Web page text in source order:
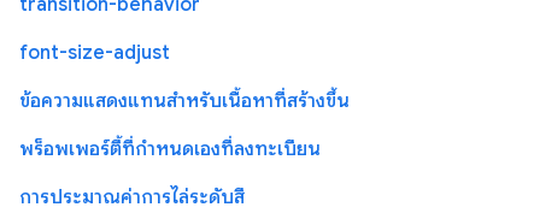
transition-behavior
font-size-adjust
ข้อความแสดงแทนสำหรับเนื้อหาที่สร้างขึ้น
พร็อพเพอร์ตี้ที่กำหนดเองที่ลงทะเบียน
การประมาณค่าการไล่ระดับสี